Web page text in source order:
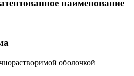
наименование
оболочкой